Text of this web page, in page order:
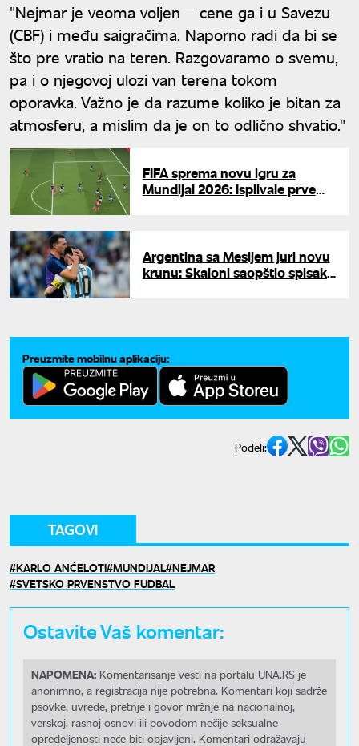
"Nejmar je veoma voljen – cene ga i u Savezu
(CBF) i među saigračima. Naporno radi da bi se
što pre vratio na teren. Razgovaramo o svemu,
pa i o njegovoj ulozi van terena tokom
oporavka. Važno je da razume koliko je bitan za
atmosferu, a mislim da je on to odlično shvatio."
FIFA sprema novu igru za
Mundijal 2026: Isplivale prve
Argentina sa Mesijem juri novu
krunu: Skaloni saopštio spisak
Preuzmite mobilnu aplikaciju:
Podeli:
TAGOVI
KARLO ANĆELOTI MUNDIJAL NEJMAR
SVETSKO PRVENSTVO FUDBAL
Ostavite Vaš komentar:
NAPOMENA: Komentarisanje vesti na portalu UNA.RS je
anonimno, a registracija nije potrebna. Komentari koji sadrže
psovke, uvrede, pretnje i govor mržnje na nacionalnoj,
verskoj, rasnoj osnovi ili povodom nečije seksualne
opredeljenosti neće biti objavljeni. Komentari odražavaju